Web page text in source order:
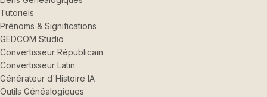
Tutoriels
Prénoms & Significations
GEDCOM Studio
Convertisseur Républicain
Convertisseur Latin
Générateur d'Histoire IA
Outils Généalogiques